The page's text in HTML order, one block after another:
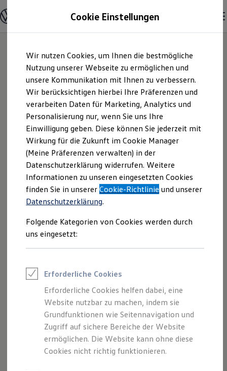
Hauptinhalt
springen
Footer
springen
Modelle und Konfigurator
Konfigurator
Modelle vergleichen
Elektroautos
ENERGY Sondermodelle
Nutzfahrzeuge
SUV und CUV
Familienautos
Kombis
Kompaktwagen
Sportwagen
Schnell verfügbare Fahrzeuge
Angebote und Produkte
Aktuelle Angebote
E-Auto-Förderung
Volkswagen Marktplatz
Die ENERGY Sondermodelle
Junge Gebrauchtwagen und Gebrauchtwagen
Volkswagen Zertifizierte Gebrauchtwagen
Elektromobilität bei Gebrauchtwagen
Saisonangebote
Reifenpakete
Leasing
Leasing-Angebote
Elektroauto Leasing
Kleinwagen-Leasing
Leasing ohne Anzahlung
Finanzierung
Autokredit mit Schlussrate
Versicherungen und Garantien
Kfz-Versicherung
Restschuldversicherungen
Garantien
Autohaus Schlögl
GmbH & Co. KG |
Impressum &
Rechtliches
Hier finden Sie Informationen über uns
(Autohaus Schlögl GmbH & Co. KG) als
verantwortlichen Anbieter von Inhalten
und Angeboten, die auf dieser Website
Impressum
Datenschutzerklärung
Nutzung von Terminbuchung Online
Cookie Einstellungen
Wir nutzen Cookies, um Ihnen die bestmögliche
Nutzung unserer Webseite zu ermöglichen und
unsere Kommunikation mit Ihnen zu verbessern.
Wir berücksichtigen hierbei Ihre Präferenzen und
verarbeiten Daten für Marketing, Analytics und
Personalisierung nur, wenn Sie uns Ihre
Einwilligung geben. Diese können Sie jederzeit mit
Wirkung für die Zukunft im Cookie Manager
(Meine Präferenzen verwalten) in der
Datenschutzerklärung widerrufen. Weitere
Informationen zu unseren eingesetzten Cookies
finden Sie in unsererCookie-Richtlinie und unserer
Datenschutzerklärung.
Folgende Kategorien von Cookies werden durch
uns eingesetzt:
Erforderliche Cookies
Erforderliche Cookies helfen dabei, eine
Website nutzbar zu machen, indem sie
Grundfunktionen wie Seitennavigation und
Zugriff auf sichere Bereiche der Website
ermöglichen. Die Website kann ohne diese
Cookies nicht richtig funktionieren.